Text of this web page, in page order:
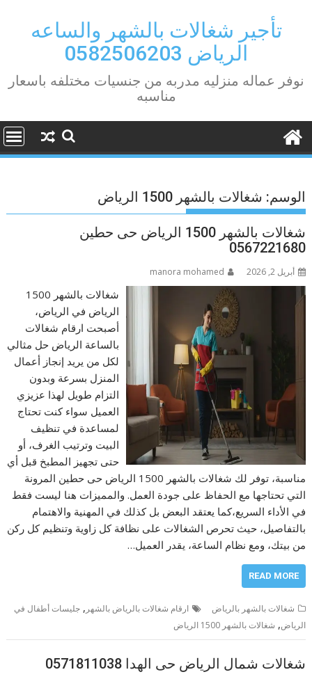
contentتأجير شغالات بالشهر والساعه
الرياض 0582506203
نوفر عماله منزليه مدربه من جنسيات مختلفه باسعار
مناسبه
الوسم: شغالات بالشهر 1500 الرياض
شغالات بالشهر 1500 الرياض حى حطين
0567221680
أبريل 2, 2026 manora mohamed
شغالات بالشهر 1500
الرياض في الرياض،
أصبحت ارقام شغالات
بالساعة الرياض حل مثالي
لكل من يريد إنجاز أعمال
المنزل بسرعة وبدون
التزام طويل لهذا عزيزي
العميل سواء كنت تحتاج
لمساعدة في تنظيف
البيت وترتيب الغرف، أو
حتى تجهيز المطبخ قبل أي
مناسبة، توفر لك شغالات بالشهر 1500 الرياض حى حطين المرونة
التي تحتاجها مع الحفاظ على جودة العمل. والمميزات هنا ليست فقط
في الأداء السريع،كما يعتقد البعض بل كذلك في المهنية والاهتمام
بالتفاصيل، حيث تحرص الشغالات على نظافة كل زاوية وتنظيم كل ركن
من بيتك، ومع نظام الساعة، يقدر العميل…
READ MORE
شغالات بالشهر بالرياض ارقام شغالات بالرياض بالشهر ,جليسات أطفال في
الرياض, شغالات بالشهر 1500 الرياض
شغالات شمال الرياض حى الهدا 0571811038